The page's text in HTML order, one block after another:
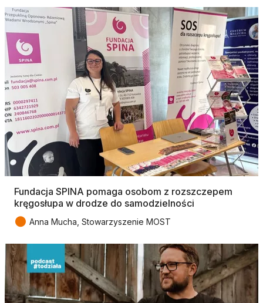
Fundacja SPINA pomaga osobom z rozszczepem
kręgosłupa w drodze do samodzielności
● Anna Mucha, Stowarzyszenie MOST